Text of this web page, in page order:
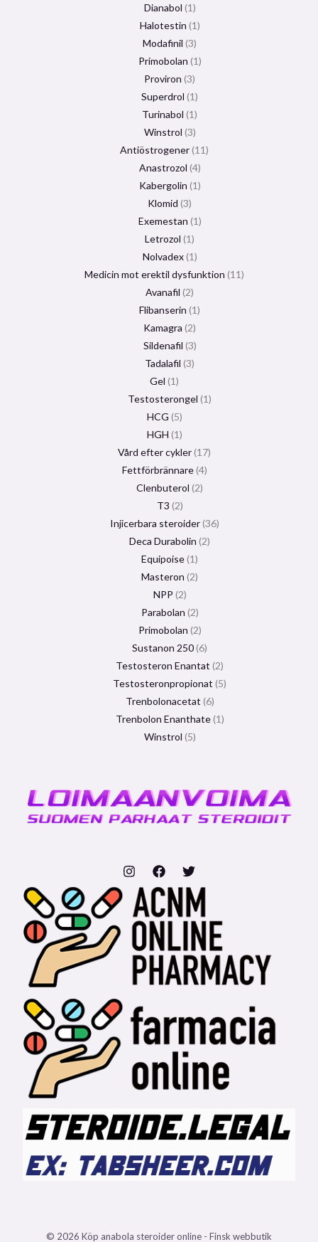
Dianabol 1
Halotestin 1
Modafinil 3
Primobolan 1
Proviron 3
Superdrol 1
Turinabol 1
Winstrol 3
Antiöstrogener 11
Anastrozol 4
Kabergolin 1
Klomid 3
Exemestan 1
Letrozol 1
Nolvadex 1
Medicin mot erektil dysfunktion 11
Avanafil 2
Flibanserin 1
Kamagra 2
Sildenafil 3
Tadalafil 3
Gel 1
Testosterongel 1
HCG 5
HGH 1
Vård efter cykler 17
Fettförbrännare 4
Clenbuterol 2
T3 2
Injicerbara steroider 36
Deca Durabolin 2
Equipoise 1
Masteron 2
NPP 2
Parabolan 2
Primobolan 2
Sustanon 250 6
Testosteron Enantat 2
Testosteronpropionat 5
Trenbolonacetat 6
Trenbolon Enanthate 1
Winstrol 5
© 2026 Köp anabola steroider online - Finsk webbutik